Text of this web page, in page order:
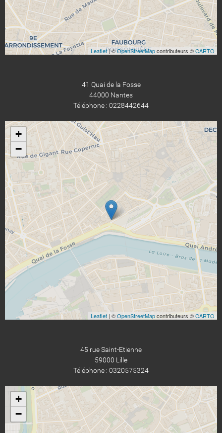
Leaflet| ©OpenStreetMapcontributeurs ©CARTO
41 Quai de la Fosse
44000 Nantes
Téléphone : 0228442644
+
−
Leaflet | ©OpenStreetMapcontributeurs ©CARTO
45 rue Saint-Etienne
59000 Lille
Téléphone : 0320575324
+
−